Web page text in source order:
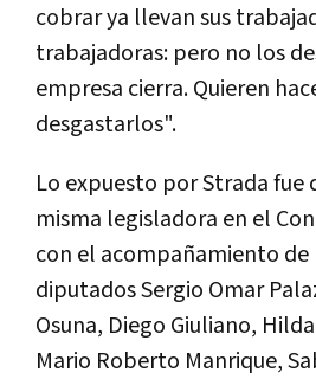
cobrar ya llevan sus
trabajadoras: pero no los
empresa cierra. Quieren
desgastarlos".
Lo expuesto por Strada fue
misma legisladora en el
con el acompañamiento de
diputados Sergio Omar
Osuna, Diego Giuliano,
Mario Roberto Manrique,